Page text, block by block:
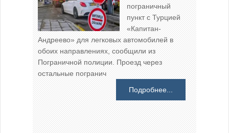
пограничный
пункт с Турцией
«Капитан-
Андреево» для легковых автомобилей в
обоих направлениях, сообщили из
Пограничной полиции. Проезд через
остальные погранич
Подробнее...